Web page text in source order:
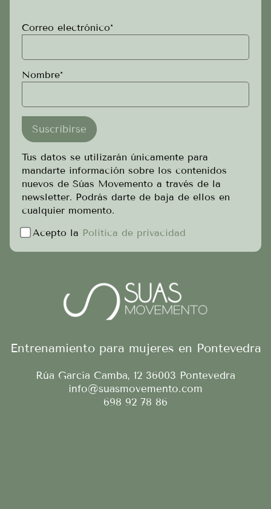
Correo electrónico*
Nombre*
Tus datos se utilizarán únicamente para
mandarte información sobre los contenidos
nuevos de Súas Movemento a través de la
newsletter. Podrás darte de baja de ellos en
cualquier momento.
Acepto la Política de privacidad
Entrenamiento para mujeres en Pontevedra
Rúa García Camba, 12 36003 Pontevedra
info@suasmovemento.com
698 92 78 86